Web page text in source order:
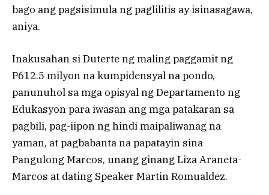
bago ang pagsisimula ng paglilitis ay isinasagawa,
aniya.
Inakusahan si Duterte ng maling paggamit ng
P612.5 milyon na kumpidensyal na pondo,
panunuhol sa mga opisyal ng Departamento ng
Edukasyon para iwasan ang mga patakaran sa
pagbili, pag-iipon ng hindi maipaliwanag na
yaman, at pagbabanta na papatayin sina
Pangulong Marcos, unang ginang Liza Araneta-
Marcos at dating Speaker Martin Romualdez.